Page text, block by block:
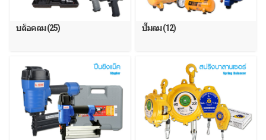
บล็อคลม (25) ปั๊มลม (12)